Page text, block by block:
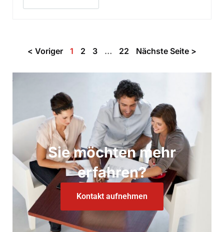
< Voriger 1 2 3 … 22 Nächste Seite >
Sie möchten mehr
erfahren?
Kontakt aufnehmen